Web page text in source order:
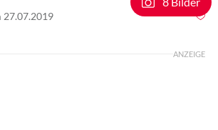
ANZEIGE